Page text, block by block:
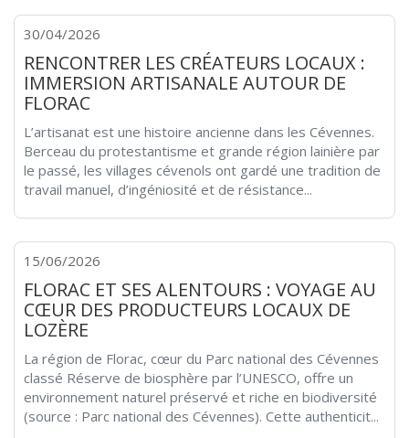
30/04/2026
RENCONTRER LES CRÉATEURS LOCAUX :
IMMERSION ARTISANALE AUTOUR DE
FLORAC
L’artisanat est une histoire ancienne dans les Cévennes.
Berceau du protestantisme et grande région lainière par
le passé, les villages cévenols ont gardé une tradition de
travail manuel, d’ingéniosité et de résistance...
15/06/2026
FLORAC ET SES ALENTOURS : VOYAGE AU
CŒUR DES PRODUCTEURS LOCAUX DE
LOZÈRE
La région de Florac, cœur du Parc national des Cévennes
classé Réserve de biosphère par l’UNESCO, offre un
environnement naturel préservé et riche en biodiversité
(source : Parc national des Cévennes). Cette authenticit...